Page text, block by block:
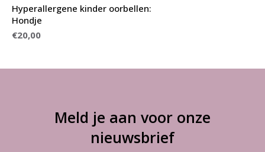
Hyperallergene kinder oorbellen:
Hondje
€20,00
Meld je aan voor onze
nieuwsbrief